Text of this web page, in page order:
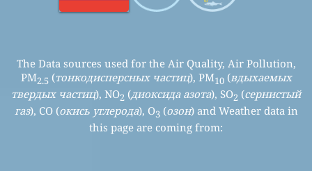
The Data sources used for the Air Quality, Air Pollution,
PM2.5 (тонкодисперсных частиц), PM10(вдыхаемых
твердых частиц), NO2 (диоксида азота), SO2 (сернистый
газ), CO (окись углерода), O3 (озон) and Weather data in
this page are coming from: